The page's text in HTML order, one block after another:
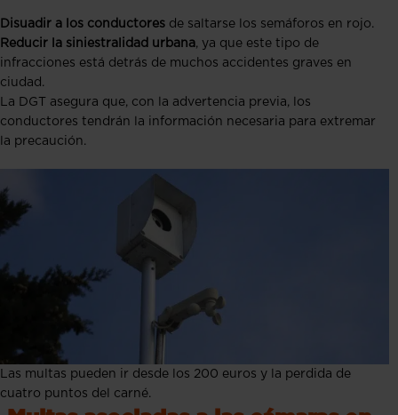
Disuadir a los conductores de saltarse los semáforos en rojo.
Reducir la siniestralidad urbana, ya que este tipo de
infracciones está detrás de muchos accidentes graves en
ciudad.
La DGT asegura que, con la advertencia previa, los
conductores tendrán la información necesaria para extremar
la precaución.
Las multas pueden ir desde los 200 euros y la perdida de
cuatro puntos del carné.